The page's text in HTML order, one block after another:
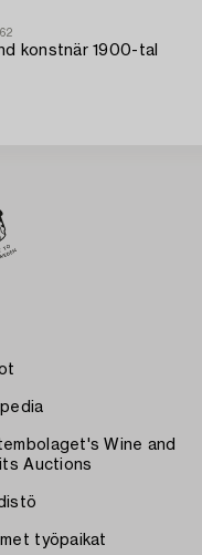
konstnär 1900-tal
Wine and
Auctions
työpaikat